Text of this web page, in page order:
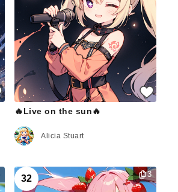
🔥Live on the sun🔥
Alicia Stuart
32 3